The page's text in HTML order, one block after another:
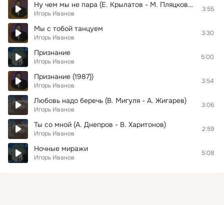
Ну чем мы не пара (Е. Крылатов - М. Пляцковский)
Игорь Иванов
3:55
Мы с тобой танцуем
Игорь Иванов
3:30
Признание
Игорь Иванов
5:00
Признание (1987))
Игорь Иванов
3:54
Любовь надо беречь (В. Мигуля - А. Жигарев)
Игорь Иванов
3:06
Ты со мной (А. Днепров - В. Харитонов)
Игорь Иванов
2:59
Ночные миражи
Игорь Иванов
5:08